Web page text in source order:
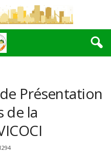
Présentation
de la